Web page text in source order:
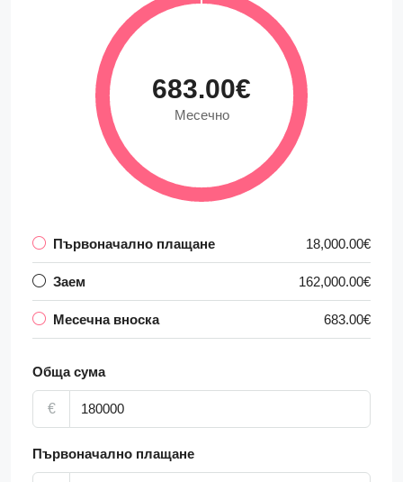
683.00€
Месечно
Първоначално плащане 18,000.00€
Заем 162,000.00€
Месечна вноска 683.00€
Обща сума
€
Първоначално плащане